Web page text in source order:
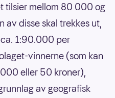
tilsier mellom 80 000 og
disse skal trekkes ut,
1:90.000 per
vinnerne (som kan
eller 50 kroner),
av geografisk